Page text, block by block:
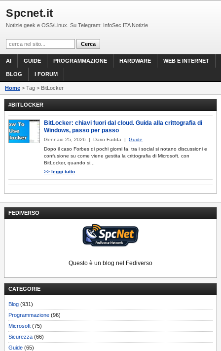
Spcnet.it
Notizie geek e OSS/Linux. Su Telegram: InfoSec ITA Notizie
AI GUIDE PROGRAMMAZIONE HARDWARE WEB E INTERNET
BLOG I FORUM
Home > Tag > BitLocker
FEDIVERSO
Questo è un blog nel Fediverso
CATEGORIE
Blog (931)
Programmazione (96)
Microsoft (75)
Sicurezza (66)
Guide (65)
#BITLOCKER
BitLocker: chiavi fuori dal cloud. Guida alla crittografia di
Windows, passo per passo
Gennaio 25, 2026 | Dario Fadda | Guide
Dopo il caso Forbes di pochi giorni fa, tra i social si notano discussioni e
confusione su come viene gestita la crittografia di Microsoft, con
BitLocker, quando si...
>> leggi tutto